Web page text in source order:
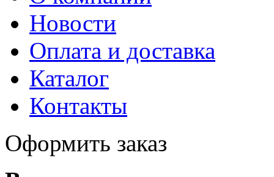
Новости
Оплата и доставка
Каталог
Контакты
Оформить заказ